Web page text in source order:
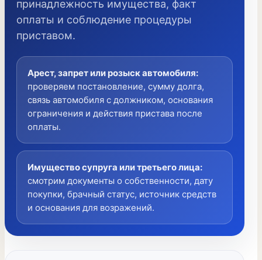
принадлежность имущества, факт
оплаты и соблюдение процедуры
приставом.
Арест, запрет или розыск автомобиля:
проверяем постановление, сумму долга,
связь автомобиля с должником, основания
ограничения и действия пристава после
оплаты.
Имущество супруга или третьего лица:
смотрим документы о собственности, дату
покупки, брачный статус, источник средств
и основания для возражений.